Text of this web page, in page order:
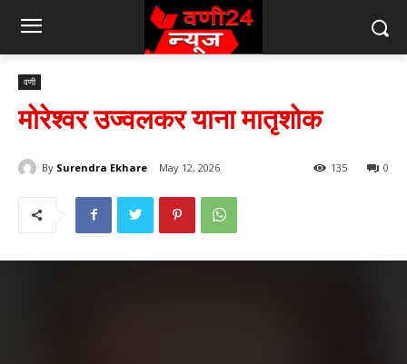
वणी
मोरेश्वर उज्वलकर याना मातृशोक
By Surendra Ekhare May 12, 2026 0
135